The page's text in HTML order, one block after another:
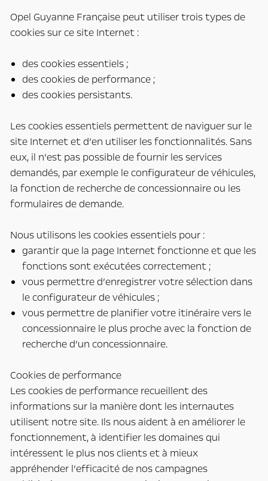
Opel Guyanne Française peut utiliser trois types de
cookies sur ce site Internet :
des cookies essentiels ;
des cookies de performance ;
des cookies persistants.
Les cookies essentiels permettent de naviguer sur le
site Internet et d’en utiliser les fonctionnalités. Sans
eux, il n’est pas possible de fournir les services
demandés, par exemple le configurateur de véhicules,
la fonction de recherche de concessionnaire ou les
formulaires de demande.
Nous utilisons les cookies essentiels pour :
garantir que la page Internet fonctionne et que les
fonctions sont exécutées correctement ;
vous permettre d’enregistrer votre sélection dans
le configurateur de véhicules ;
vous permettre de planifier votre itinéraire vers le
concessionnaire le plus proche avec la fonction de
recherche d’un concessionnaire.
Cookies de performance
Les cookies de performance recueillent des
informations sur la manière dont les internautes
utilisent notre site. Ils nous aident à en améliorer le
fonctionnement, à identifier les domaines qui
intéressent le plus nos clients et à mieux
appréhender l’efficacité de nos campagnes